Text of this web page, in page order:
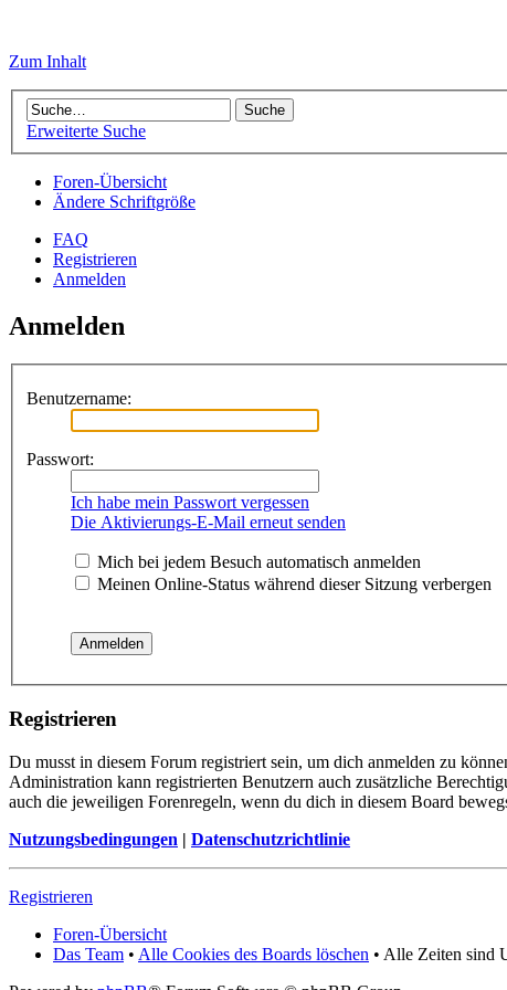
Zum Inhalt
Erweiterte Suche
Foren-Übersicht
Ändere Schriftgröße
FAQ
Registrieren
Anmelden
Anmelden
Benutzername:
Passwort:
Ich habe mein Passwort vergessen
Die Aktivierungs-E-Mail erneut senden
Mich bei jedem Besuch automatisch anmelden
Meinen Online-Status während dieser Sitzung verbergen
Registrieren
Du musst in diesem Forum registriert sein, um dich anmelden zu
Administration kann registrierten Benutzern auch zusätzliche
auch die jeweiligen Forenregeln, wenn du dich in diesem Board
Nutzungsbedingungen | Datenschutzrichtlinie
Registrieren
Foren-Übersicht
Das Team • Alle Cookies des Boards löschen • Alle Zeiten sind